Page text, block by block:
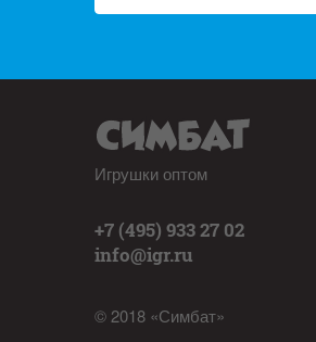
Игрушки оптом
+7 (495) 933 27 02
info@igr.ru
© 2018 «Симбат»